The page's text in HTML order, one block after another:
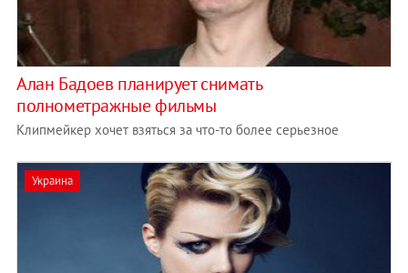
Алан Бадоев планирует снимать
полнометражные фильмы
Клипмейкер хочет взяться за что-то более серьезное
Украина